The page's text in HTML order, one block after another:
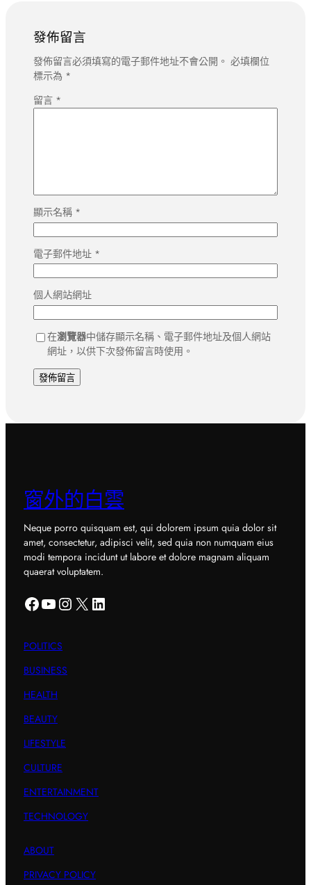
發佈留言
發佈留言必須填寫的電子郵件地址不會公開。 必填欄位
標示為 *
留言 *
顯示名稱 *
電子郵件地址 *
個人網站網址
在瀏覽器中儲存顯示名稱、電子郵件地址及個人網站
網址，以供下次發佈留言時使用。
窗外的白雲
Neque porro quisquam est, qui dolorem ipsum quia dolor sit
amet, consectetur, adipisci velit, sed quia non numquam eius
modi tempora incidunt ut labore et dolore magnam aliquam
quaerat voluptatem.
Facebook YouTube Instagram X LinkedIn
POLITICS
BUSINESS
HEALTH
BEAUTY
LIFESTYLE
CULTURE
ENTERTAINMENT
TECHNOLOGY
ABOUT
PRIVACY POLICY